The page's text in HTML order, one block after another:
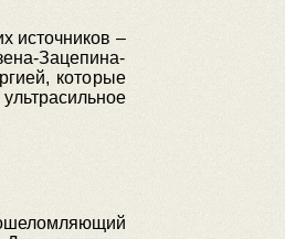
источников –
Зацепина-
которые